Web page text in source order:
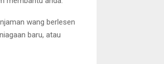
wang berlesen
baru, atau